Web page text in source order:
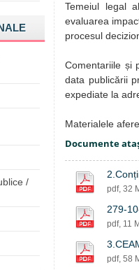
/
Temeiul legal
evaluarea
procesul
Comentariile și
data publicării
expediate la
Materialele
Documente
pdf, 32
279-
pdf, 11
pdf, 58